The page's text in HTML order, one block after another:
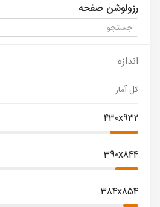
رزولوشن صفحه
اندازه
کل آمار
430x932
390x844
384x854